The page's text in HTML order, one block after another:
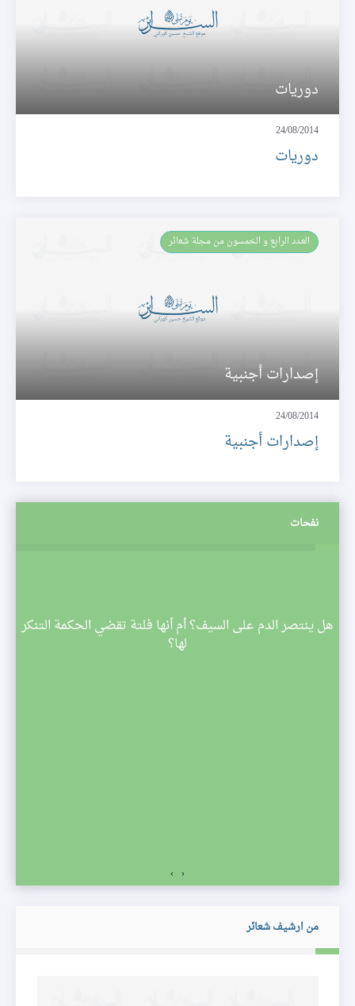
دوريات
24/08/2014
دوريات
العـدد الرابع و الخمسون من مجلة شعائر
إصدارات أجنبية
24/08/2014
إصدارات أجنبية
نفحات
هل ينتصر الدم على السيف؟ أم أنها فلتة تقضي الحكمة التنكر
لها؟
‹
›
من ارشيف شعائر